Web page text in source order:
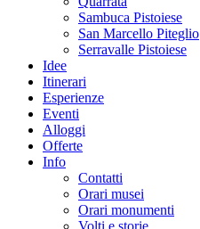
Sambuca Pistoiese
San Marcello Piteglio
Serravalle Pistoiese
Idee
Itinerari
Esperienze
Eventi
Alloggi
Offerte
Info
Contatti
Orari musei
Orari monumenti
Volti e storie